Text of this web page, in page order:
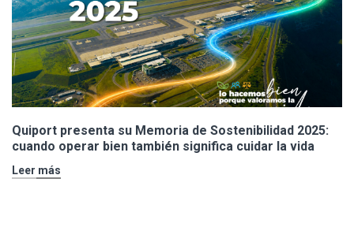
Quiport presenta su Memoria de Sostenibilidad 2025:
cuando operar bien también significa cuidar la vida
Leer más